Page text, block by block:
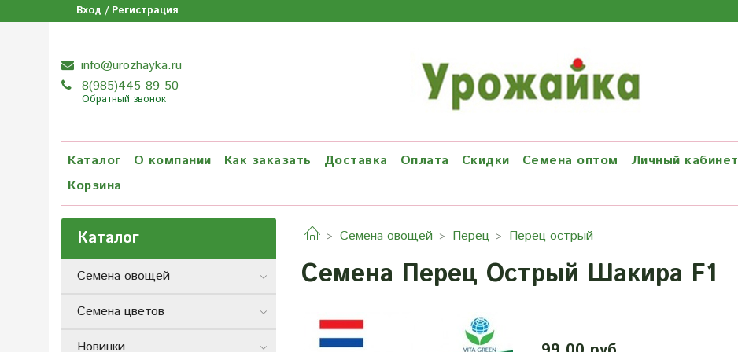
Вход / Регистрация
info@urozhayka.ru
8(985)445-89-50
Обратный звонок
Каталог О компании Как заказать Доставка Оплата Скидки Семена оптом
Личный кабинет
Корзина
Семена овощей Перец Перец острый
Семена Перец Острый Шакира F1
Каталог
Семена овощей
Семена цветов
Новинки